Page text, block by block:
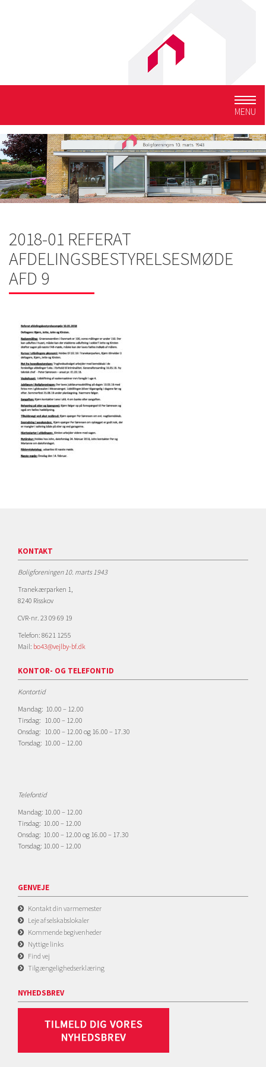
MENU
2018-01 REFERAT
AFDELINGSBESTYRELSESMØDE
AFD 9
KONTAKT
Boligforeningen 10. marts 1943
Tranekærparken 1,
8240 Risskov
CVR-nr. 23 09 69 19
Telefon: 8621 1255
Mail: bo43@vejlby-bf.dk
KONTOR- OG TELEFONTID
Kontortid
Mandag: 10.00 – 12.00
Tirsdag: 10.00 – 12.00
Onsdag: 10.00 – 12.00 og 16.00 – 17.30
Torsdag: 10.00 – 12.00
Telefontid
Mandag: 10.00 – 12.00
Tirsdag: 10.00 – 12.00
Onsdag: 10.00 – 12.00 og 16.00 – 17.30
Torsdag: 10.00 – 12.00
GENVEJE
Kontakt din varmemester
Leje af selskabslokaler
Kommende begivenheder
Nyttige links
Find vej
Tilgængelighedserklæring
NYHEDSBREV